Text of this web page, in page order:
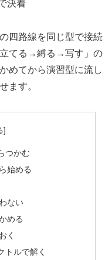
決着
四路線を同じ型で接続
てる→縛る→写す」の
めてから演習型に流し
ます。
つかむ
始める
ない
める
く
トルで解く